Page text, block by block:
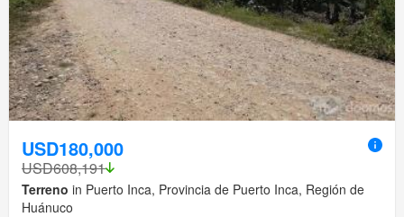
USD180,000
USD608,191
Terreno in Puerto Inca, Provincia de Puerto Inca, Región de
Huánuco